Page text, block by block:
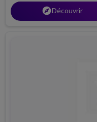
explorerDécouvrir